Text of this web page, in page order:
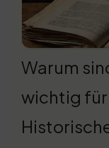
Warum
wichtig